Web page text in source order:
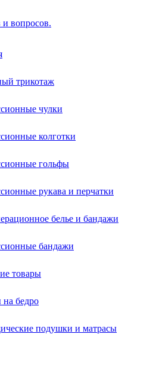
и вопросов.
трикотаж
чулки
колготки
гольфы
рукава и перчатки
белье и бандажи
бандажи
товары
бедро
подушки и матрасы